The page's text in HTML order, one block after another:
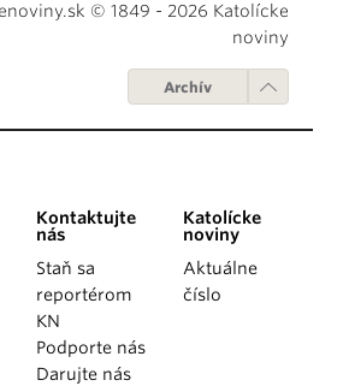
© 1849 - 2026 Katolícke
noviny
Archív
Kontaktujte
nás
Staň sa
reportérom
KN
Podporte nás
Darujte nás
Katolícke
noviny
Aktuálne
číslo